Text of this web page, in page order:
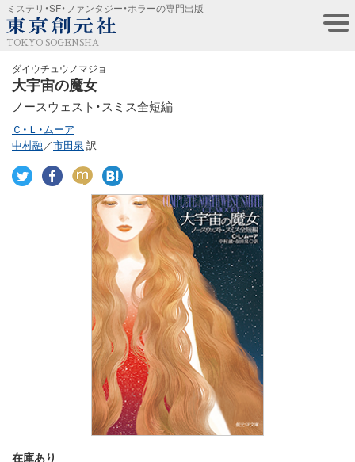
ミステリ・SF・ファンタジー・ホラーの専門出版
TOKYO SOGENSHA
ダイウチュウノマジョ
大宇宙の魔女
ノースウェスト・スミス全短編
Ｃ・Ｌ・ムーア
中村融／市田泉 訳
在庫あり